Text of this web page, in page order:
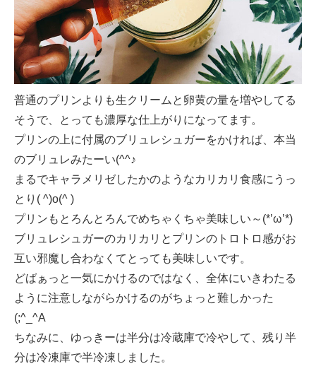
普通のプリンよりも生クリームと卵黄の量を増やしてる
そうで、とっても濃厚な仕上がりになってます。
プリンの上に付属のブリュレシュガーをかければ、本当
のブリュレみたーい(^^♪
まるでキャラメリゼしたかのようなカリカリ食感にうっ
とり( ^)o(^ )
プリンもとろんとろんでめちゃくちゃ美味しい～(*’ω’*)
ブリュレシュガーのカリカリとプリンのトロトロ感がお
互い邪魔し合わなくてとっても美味しいです。
どばぁっと一気にかけるのではなく、全体にいきわたる
ように注意しながらかけるのがちょっと難しかった
(;^_^A
ちなみに、ゆっきーは半分は冷蔵庫で冷やして、残り半
分は冷凍庫で半冷凍しました。